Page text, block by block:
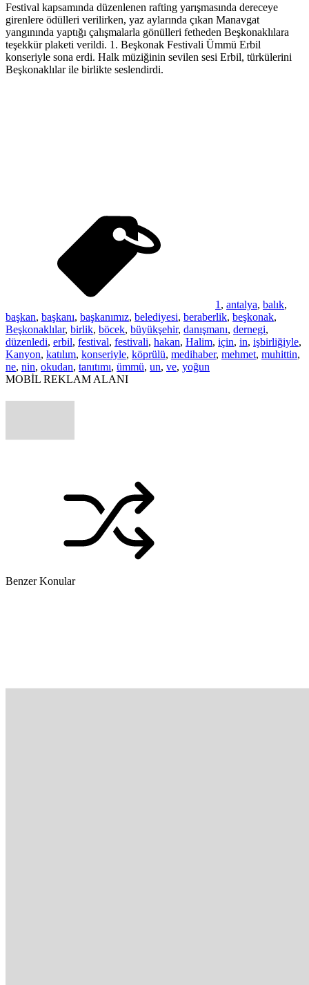
Festival kapsamında düzenlenen rafting yarışmasında dereceye
girenlere ödülleri verilirken, yaz aylarında çıkan Manavgat
yangınında yaptığı çalışmalarla gönülleri fetheden Beşkonaklılara
teşekkür plaketi verildi. 1. Beşkonak Festivali Ümmü Erbil
konseriyle sona erdi. Halk müziğinin sevilen sesi Erbil, türkülerini
Beşkonaklılar ile birlikte seslendirdi.
1 , antalya, balık,
başkan, başkanı, başkanımız, belediyesi, beraberlik, beşkonak,
Beşkonaklılar, birlik, böcek, büyükşehir, danışmanı, dernegi,
düzenledi, erbil, festival, festivali, hakan, Halim, için, in, işbirliğiyle,
Kanyon, katılım, konseriyle, köprülü, medihaber, mehmet, muhittin,
ne, nin, okudan, tanıtımı, ümmü, un, ve, yoğun
MOBİL REKLAM ALANI
Benzer Konular